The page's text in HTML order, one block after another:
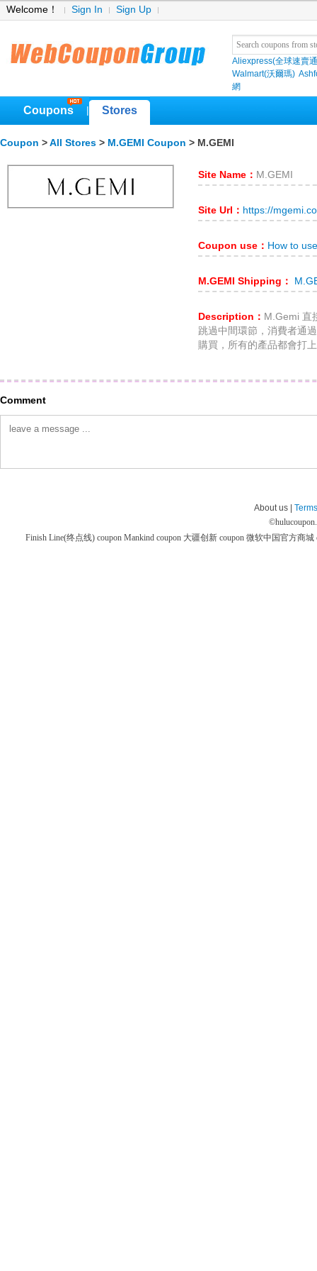
Welcome！ Sign In Sign Up
Aliexpress(全球速賣
Walmart(沃爾瑪)
網
Coupons Stores
Coupon > All Stores > M.GEMI Coupon > M.GEMI
Site Name： M.GEMI
Site Url： https://
Coupon use： How to
M.GEMI Shipping：
Description： M.Gemi 直
跳過中間環節，消費者通
購買，所有的產品都會打
Comment
About us |
©
Finish Line(终点线) coupon Mankind coupon 大疆创新 coupon 微软中国官方商城